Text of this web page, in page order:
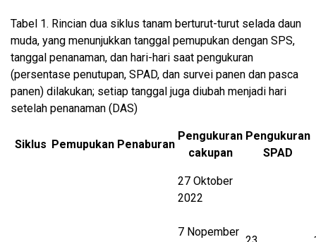
Tabel 1. Rincian dua siklus tanam berturut-turut selada daun
muda, yang menunjukkan tanggal pemupukan dengan SPS,
tanggal penanaman, dan hari-hari saat pengukuran
(persentase penutupan, SPAD, dan survei panen dan pasca
panen) dilakukan; setiap tanggal juga diubah menjadi hari
setelah penanaman (DAS)
Siklus Pemupukan Penaburan
Pengukuran
cakupan
Pengukuran
SPAD
27 Oktober
2022
7 Nopember